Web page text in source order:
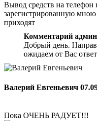
Вывод средств на телефон
зарегистрированную
приходят
Комментарий
Добрый день.
ожидаем от Вас
Валерий Евгеньевич
Пока ОЧЕНЬ РАДУЕТ!!!